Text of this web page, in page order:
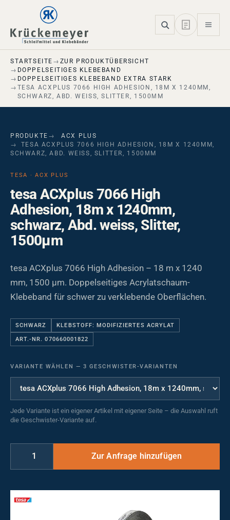
Skip to main navigation
Skip to main content
Skip to page footer
STARTSEITE
ZUR PRODUKTÜBERSICHT
DOPPELSEITIGES KLEBEBAND
DOPPELSEITIGES KLEBEBAND EXTRA STARK
TESA ACXPLUS 7066 HIGH ADHESION, 18M X 1240MM,
SCHWARZ, ABD. WEISS, SLITTER, 1500ΜM
PRODUKTE
ACX PLUS
TESA ACXPLUS 7066 HIGH ADHESION, 18M X 1240MM,
SCHWARZ, ABD. WEISS, SLITTER, 1500ΜM
TESA · ACX PLUS
tesa ACXplus 7066 High
Adhesion, 18m x 1240mm,
schwarz, Abd. weiss, Slitter,
1500µm
tesa ACXplus 7066 High Adhesion – 18 m x 1240
mm, 1500 µm. Doppelseitiges Acrylatschaum-
Klebeband für schwer zu verklebende Oberflächen.
SCHWARZ KLEBSTOFF: MODIFIZIERTES ACRYLAT
ART.-NR. 070660001822
VARIANTE WÄHLEN — 3 GESCHWISTER-VARIANTEN
Jede Variante ist ein eigener Artikel mit eigener Seite – die Auswahl ruft
die Geschwister-Variante auf.